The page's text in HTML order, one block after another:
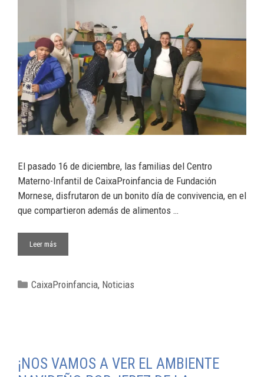
El pasado 16 de diciembre, las familias del Centro
Materno-Infantil de CaixaProinfancia de Fundación
Mornese, disfrutaron de un bonito día de convivencia, en el
que compartieron además de alimentos …
Leer más
CaixaProinfancia, Noticias
¡NOS VAMOS A VER EL AMBIENTE